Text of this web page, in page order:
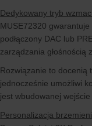
Dedykowany tryb
MUSE72320
podłączony DAC lub
zarządzania głośnością
Rozwiązanie to docenią
jednocześnie umożliwi
jest wbudowanej
Personalizacja